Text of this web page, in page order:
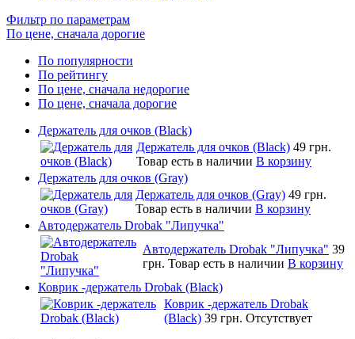
Фильтр по параметрам
По цене, сначала дорогие
По популярности
По рейтингу
По цене, сначала недорогие
По цене, сначала дорогие
Держатель для очков (Black)
Держатель для очков (Black) 49 грн.
Товар есть в наличии В корзину
Держатель для очков (Gray)
Держатель для очков (Gray) 49 грн.
Товар есть в наличии В корзину
Автодержатель Drobak "Липучка"
Автодержатель Drobak "Липучка" 39
грн. Товар есть в наличии В корзину
Коврик -держатель Drobak (Black)
Коврик -держатель Drobak
(Black) 39 грн. Отсутствует